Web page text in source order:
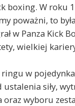
boxing. W roku
poważni, to
w Panza Kick
wielkiej
w
ustalenia siły,
wyboru